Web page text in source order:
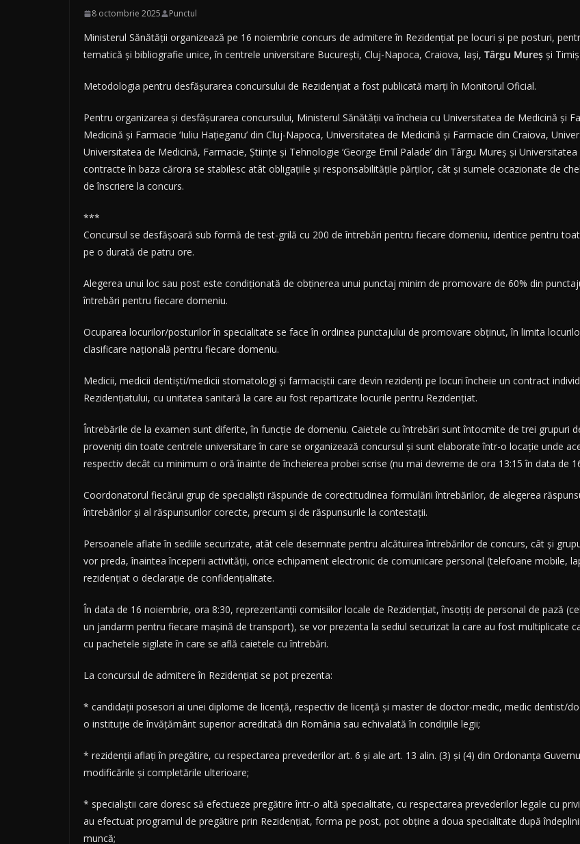
8 octombrie 2025 Punctul
Ministerul Sănătății organizează pe 16 noiembrie concurs de admitere în Rezidențiat pe locuri și pe posturi,
tematică și bibliografie unice, în centrele universitare București, Cluj-Napoca, Craiova, Iași, Târgu Mureș și
Metodologia pentru desfășurarea concursului de Rezidențiat a fost publicată marți în Monitorul Oficial.
Pentru organizarea și desfășurarea concursului, Ministerul Sănătății va încheia cu Universitatea de Medicină și
Medicină și Farmacie ‘Iuliu Hațieganu’ din Cluj-Napoca, Universitatea de Medicină și Farmacie din Craiova,
Universitatea de Medicină, Farmacie, Științe și Tehnologie ‘George Emil Palade’ din Târgu Mureș și
contracte în baza cărora se stabilesc atât obligațiile și responsabilitățile părților, cât și sumele ocazionate de
de înscriere la concurs.
***
Concursul se desfășoară sub formă de test-grilă cu 200 de întrebări pentru fiecare domeniu, identice pentru
pe o durată de patru ore.
Alegerea unui loc sau post este condiționată de obținerea unui punctaj minim de promovare de 60% din
întrebări pentru fiecare domeniu.
Ocuparea locurilor/posturilor în specialitate se face în ordinea punctajului de promovare obținut, în limita
clasificare națională pentru fiecare domeniu.
Medicii, medicii dentiști/medicii stomatologi și farmaciștii care devin rezidenți pe locuri încheie un contract
Rezidențiatului, cu unitatea sanitară la care au fost repartizate locurile pentru Rezidențiat.
Întrebările de la examen sunt diferite, în funcție de domeniu. Caietele cu întrebări sunt întocmite de trei grupuri
proveniți din toate centrele universitare în care se organizează concursul și sunt elaborate într-o locație unde
respectiv decât cu minimum o oră înainte de încheierea probei scrise (nu mai devreme de ora 13:15 în data de
Coordonatorul fiecărui grup de specialiști răspunde de corectitudinea formulării întrebărilor, de alegerea
întrebărilor și al răspunsurilor corecte, precum și de răspunsurile la contestații.
Persoanele aflate în sediile securizate, atât cele desemnate pentru alcătuirea întrebărilor de concurs, cât și
vor preda, înaintea începerii activității, orice echipament electronic de comunicare personal (telefoane mobile,
rezidențiat o declarație de confidențialitate.
În data de 16 noiembrie, ora 8:30, reprezentanții comisiilor locale de Rezidențiat, însoțiți de personal de pază
un jandarm pentru fiecare mașină de transport), se vor prezenta la sediul securizat la care au fost multiplicate
cu pachetele sigilate în care se află caietele cu întrebări.
La concursul de admitere în Rezidențiat se pot prezenta:
* candidații posesori ai unei diplome de licență, respectiv de licență și master de doctor-medic, medic dentist/
o instituție de învățământ superior acreditată din România sau echivalată în condițiile legii;
* rezidenții aflați în pregătire, cu respectarea prevederilor art. 6 și ale art. 13 alin. (3) și (4) din Ordonanța
modificările și completările ulterioare;
* specialiștii care doresc să efectueze pregătire într-o altă specialitate, cu respectarea prevederilor legale cu
au efectuat programul de pregătire prin Rezidențiat, forma pe post, pot obține a doua specialitate după
muncă;